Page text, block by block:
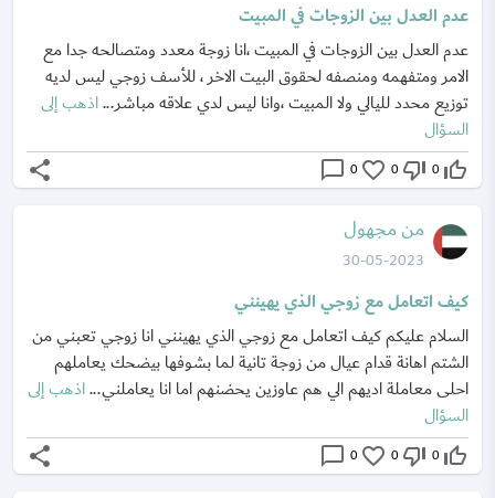
عدم العدل بين الزوجات في المبيت
عدم العدل بين الزوجات في المبيت ،انا زوجة معدد ومتصالحه جدا مع
الامر ومتفهمه ومنصفه لحقوق البيت الاخر ، للأسف زوجي ليس لديه
توزيع محدد لليالي ولا المبيت ،وانا ليس لدي علاقه مباشر...اذهب إلى
السؤال
thumb_up_off_alt
0
thumb_down_off_alt
0
favorite_border
0
chat_bubble_outline
share
من مجهول
30-05-2023
كيف اتعامل مع زوجي الذي يهينني
السلام عليكم كيف اتعامل مع زوجي الذي يهينني انا زوجي تعبني من
الشتم اهانة قدام عيال من زوجة تانية لما بشوفها بيضحك يعاملهم
احلى معاملة اديهم الي هم عاوزين يحضنهم اما انا يعاملني...اذهب إلى
السؤال
thumb_up_off_alt
0
thumb_down_off_alt
0
favorite_border
0
chat_bubble_outline
share